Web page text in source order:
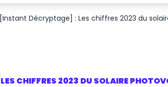
[Instant Décryptage] : Les chiffres 2023 du
CHIFFRES 2023 DU SOLAIRE